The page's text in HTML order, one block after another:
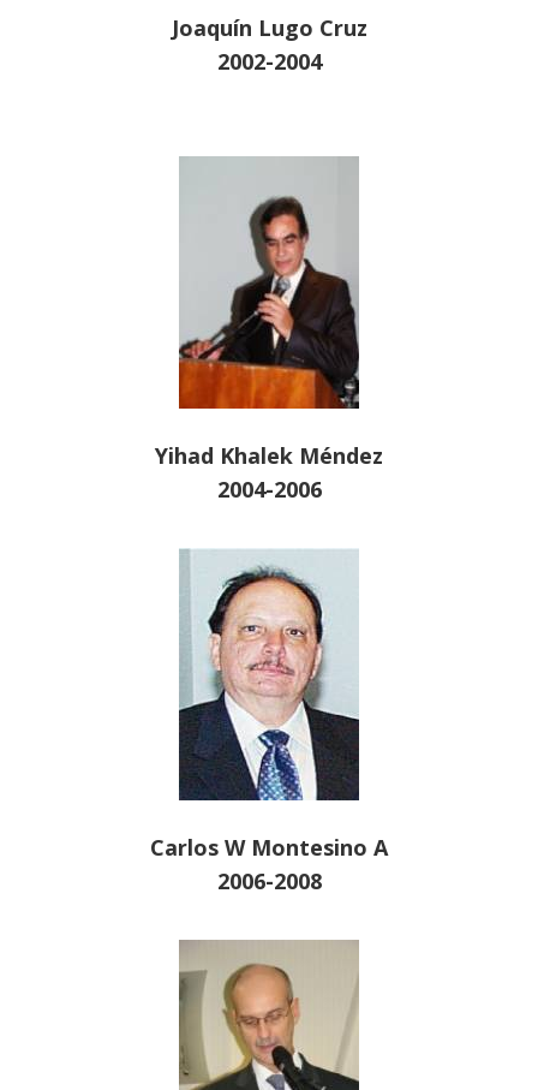
Joaquín Lugo Cruz
2002-2004
Yihad Khalek Méndez
2004-2006
Carlos W Montesino A
2006-2008